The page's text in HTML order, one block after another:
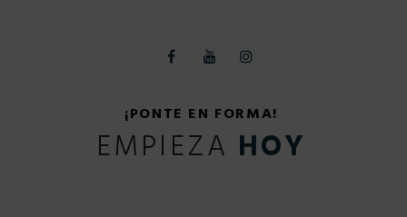
¡PONTE EN FORMA!
EMPIEZA HOY